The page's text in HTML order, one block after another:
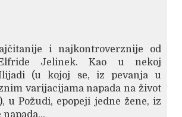
i najkontroverznije od
Jelinek. Kao u nekoj
(u kojoj se, iz pevanja u
varijacijama napada na život
u Požudi, epopeji jedne žene, iz
napada...